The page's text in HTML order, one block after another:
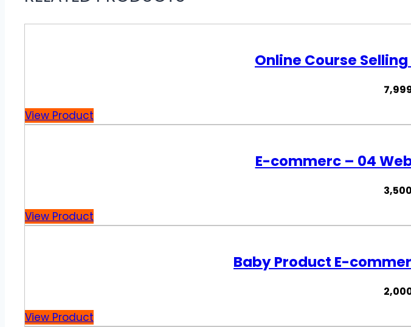
Online Course
View Product
E-commerc – 04
View Product
Baby Product E-
View Product